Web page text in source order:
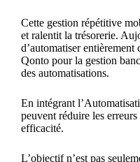
Cette gestion répétitive
et ralentit la trésorerie.
d’automatiser
Qonto pour la gestion
des automatisations.
En intégrant
peuvent réduire les
efficacité.
L’objectif n’est pas